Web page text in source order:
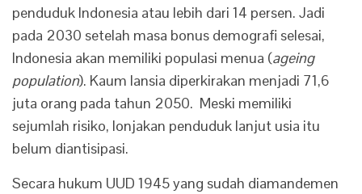
penduduk Indonesia atau lebih dari 14 persen. Jadi
pada 2030 setelah masa bonus demografi selesai,
Indonesia akan memiliki populasi menua (ageing
population). Kaum lansia diperkirakan menjadi 71,6
juta orang pada tahun 2050. Meski memiliki
sejumlah risiko, lonjakan penduduk lanjut usia itu
belum diantisipasi.
Secara hukum UUD 1945 yang sudah diamandemen